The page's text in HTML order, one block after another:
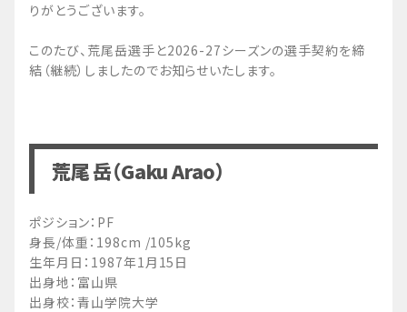
りがとうございます。
このたび、荒尾岳選手と2026-27シーズンの選手契約を締
結（継続）しましたのでお知らせいたします。
荒尾 岳（Gaku Arao）
ポジション：PF
身長/体重：198cm /105kg
生年月日：1987年1月15日
出身地：富山県
出身校：青山学院大学